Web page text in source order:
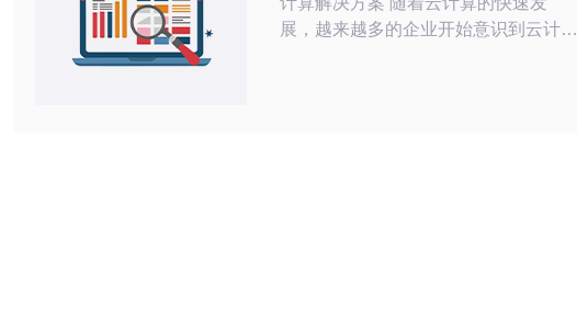
展，越来越多的企业开始意识到云计算